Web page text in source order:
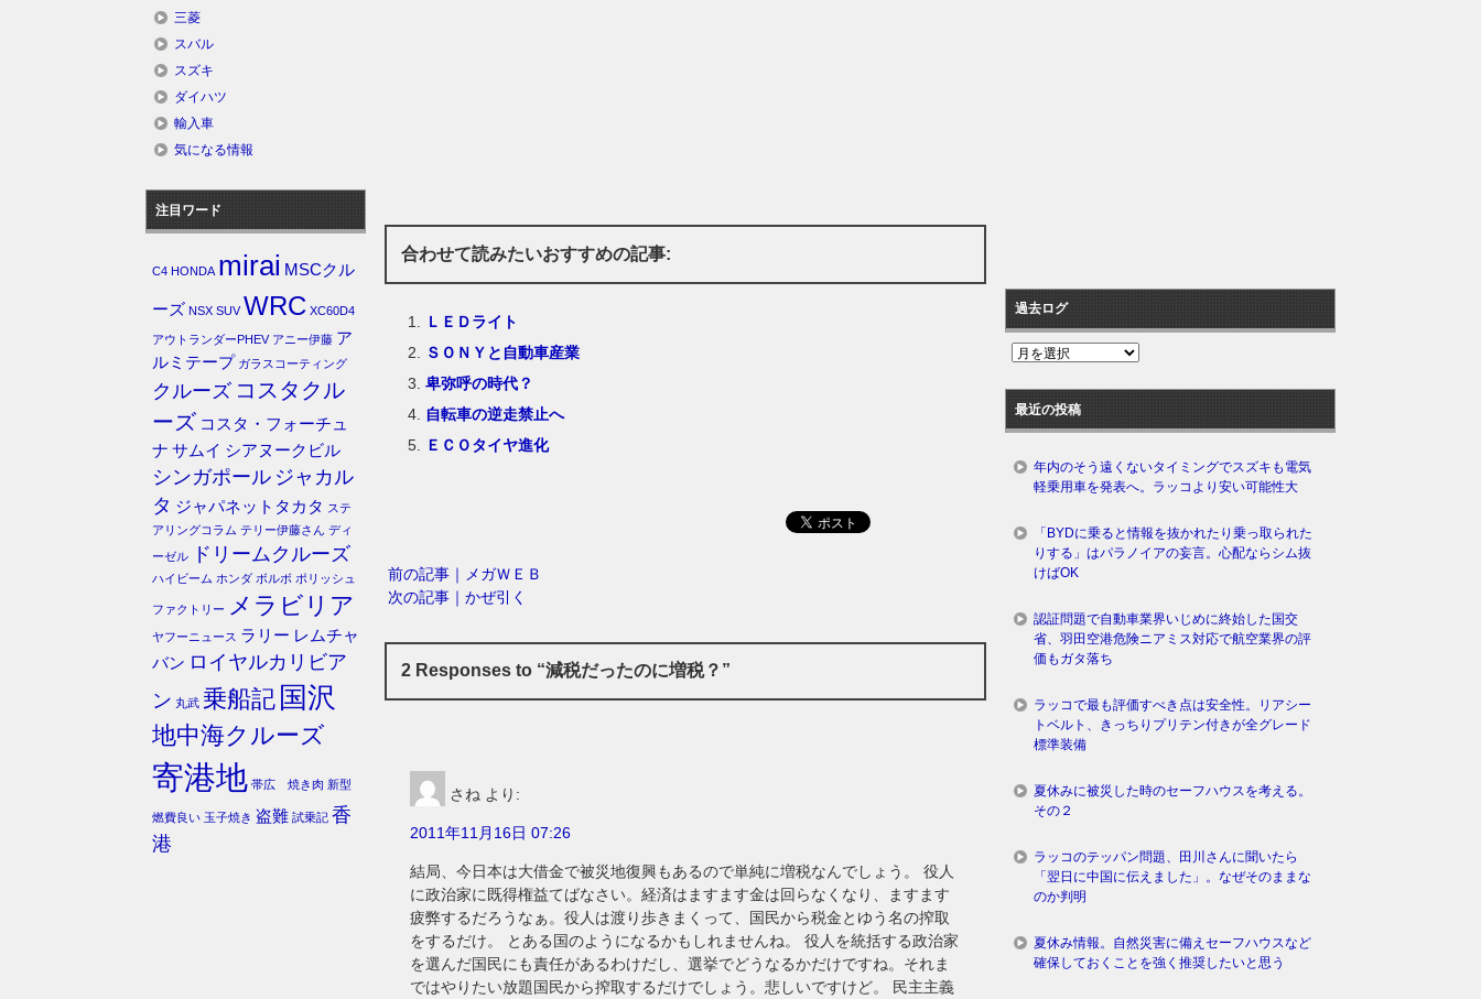
合わせて読みたいおすすめの記事:
ＬＥＤライト
ＳＯＮＹと自動車産業
卑弥呼の時代？
自転車の逆走禁止へ
ＥＣＯタイヤ進化
前の記事｜メガＷＥＢ
次の記事｜かぜ引く
2 Responses to “減税だったのに増税？”
さね より:
2011年11月16日 07:26
結局、今日本は大借金で被災地復興もあるので単純に増税なんでしょう。 役人
に政治家に既得権益てばなさい。経済はますます金は回らなくなり、ますます
疲弊するだろうなぁ。役人は渡り歩きまくって、国民から税金とゆう名の搾取
をするだけ。 とある国のようになるかもしれませんね。 役人を統括する政治家
を選んだ国民にも責任があるわけだし、選挙でどうなるかだけですね。それま
ではやりたい放題国民から搾取するだけでしょう。悲しいですけど。 民主主義
三菱
スバル
スズキ
ダイハツ
輸入車
気になる情報
注目ワード
C4 HONDA mirai MSCクル
ーズ NSX SUV WRC XC60D4
アウトランダーPHEV アニー伊藤 ア
ルミテープ ガラスコーティング
クルーズ コスタクル
ーズ コスタ・フォーチュ
ナ サムイ シアヌークビル
シンガポール ジャカル
タ ジャパネットタカタ ステ
アリングコラム テリー伊藤さん ディ
ーゼル
ドリームクルーズ
ハイビーム ホンダ ボルボ ポリッシュ
ファクトリー メラビリア
ヤフーニュース ラリー レムチャ
バン ロイヤルカリビア
ン 丸武 乗船記 国沢
地中海クルーズ
寄港地 帯広 焼き肉 新型
燃費良い 玉子焼き 盗難 試乗記 香
港
過去ログ
過
ロ
グ
最近の投稿
年内のそう遠くないタイミングでスズキも電気
軽乗用車を発表へ。ラッコより安い可能性大
「BYDに乗ると情報を抜かれたり乗っ取られた
りする」はパラノイアの妄言。心配ならシム抜
けばOK
認証問題で自動車業界いじめに終始した国交
省、羽田空港危険ニアミス対応で航空業界の評
価もガタ落ち
ラッコで最も評価すべき点は安全性。リアシー
トベルト、きっちりプリテン付きが全グレード
標準装備
夏休みに被災した時のセーフハウスを考える。
その２
ラッコのテッパン問題、田川さんに聞いたら
「翌日に中国に伝えました」。なぜそのままな
のか判明
夏休み情報。自然災害に備えセーフハウスなど
確保しておくことを強く推奨したいと思う